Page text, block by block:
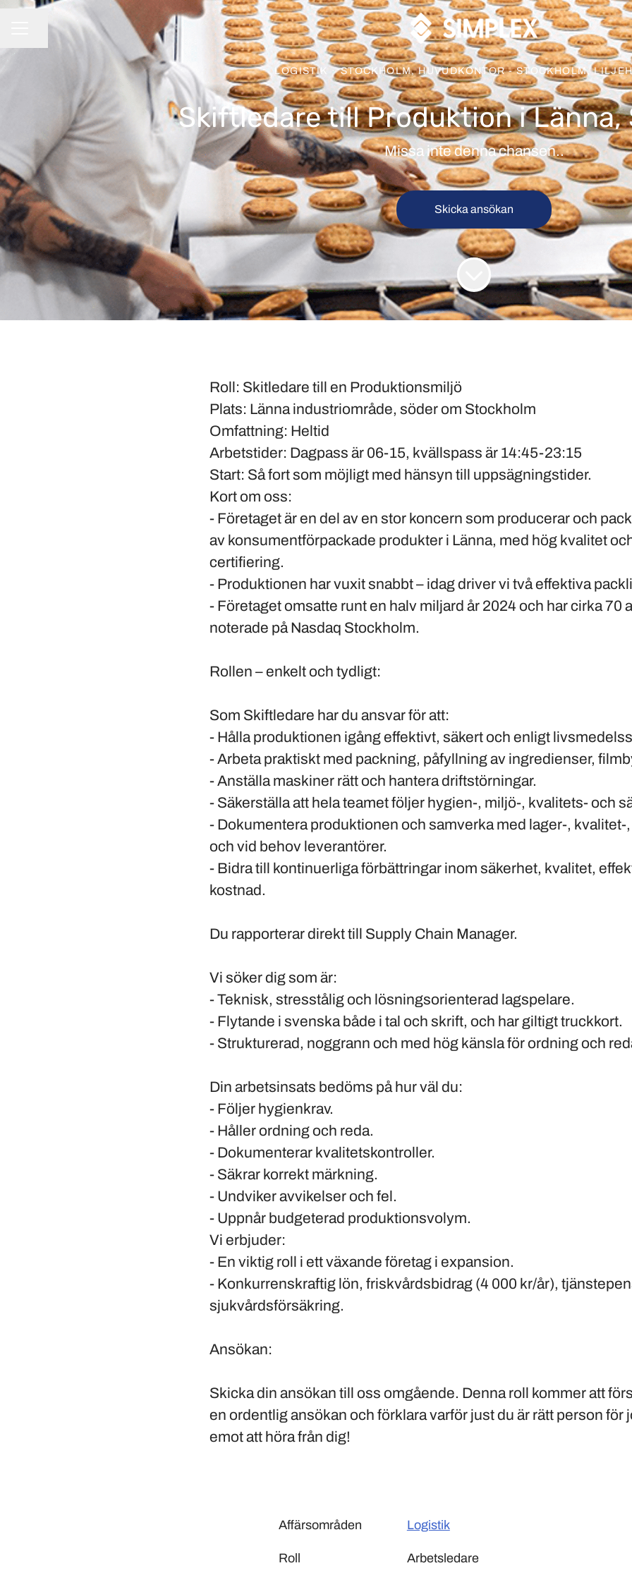
KARRIÄRMENY
Dela sidan
LOGISTIK · STOCKHOLM, HUVUDKONTOR - STOCKHOLM,
Skiftledare till Produktion i Länna,
Missa inte denna chansen..
Skicka ansökan
Roll : Skitledare till en Produktionsmiljö
Plats: Länna industriområde, söder om Stockholm
Omfattning: Heltid
Arbetstider: Dagpass är 06-15, kvällspass är 14:45-23:15
Start: Så fort som möjligt med hänsyn till uppsägningstider.
Kort om oss:
- Företaget är en del av en stor koncern som producerar och
av konsumentförpackade produkter i Länna, med hög kvalitet
certifiering.
- Produktionen har vuxit snabbt – idag driver vi två effektiva
- Företaget omsatte runt en halv miljard år 2024 och har cirka 70
noterade på Nasdaq Stockholm.
Rollen – enkelt och tydligt:
Som Skiftledare har du ansvar för att:
- Hålla produktionen igång effektivt, säkert och enligt
- Arbeta praktiskt med packning, påfyllning av ingredienser,
- Anställa maskiner rätt och hantera driftstörningar.
- Säkerställa att hela teamet följer hygien-, miljö-, kvalitets- och
- Dokumentera produktionen och samverka med lager-, kvalitet-
och vid behov leverantörer.
- Bidra till kontinuerliga förbättringar inom säkerhet, kvalitet,
kostnad.
Du rapporterar direkt till Supply Chain Manager.
Vi söker dig som är:
- Teknisk, stresstålig och lösningsorienterad lagspelare.
- Flytande i svenska både i tal och skrift, och har giltigt truckkort.
- Strukturerad, noggrann och med hög känsla för ordning och
Din arbetsinsats bedöms på hur väl du:
- Följer hygienkrav.
- Håller ordning och reda.
- Dokumenterar kvalitetskontroller.
- Säkrar korrekt märkning.
- Undviker avvikelser och fel.
- Uppnår budgeterad produktionsvolym.
Vi erbjuder:
- En viktig roll i ett växande företag i expansion.
- Konkurrenskraftig lön, friskvårdsbidrag (4 000 kr/år),
sjukvårdsförsäkring.
Ansökan:
Skicka din ansökan till oss omgående. Denna roll kommer att
en ordentlig ansökan och förklara varför just du är rätt person för
emot att höra från dig!
Affärsområden Logistik
Roll Arbetsledare